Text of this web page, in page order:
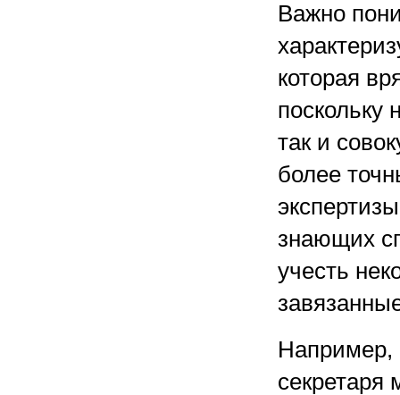
Важно
которая
поскольку
так и
более
знающих
учесть
Например,